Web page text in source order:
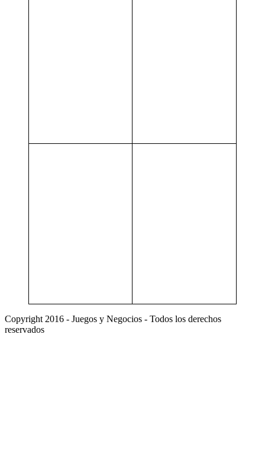
Copyright 2016 - Juegos y Negocios - Todos los derechos
reservados